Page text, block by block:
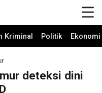
Kriminal Politik
deteksi dini